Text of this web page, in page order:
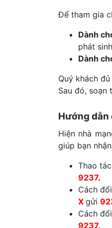
Để tham gia
Dành
phát
Dành
Quý khách
Sau đó, soạn
Hướng dẫn
Hiện nhà
giúp bạn
Thao
9237.
Cách
X gửi
Cách
9237.